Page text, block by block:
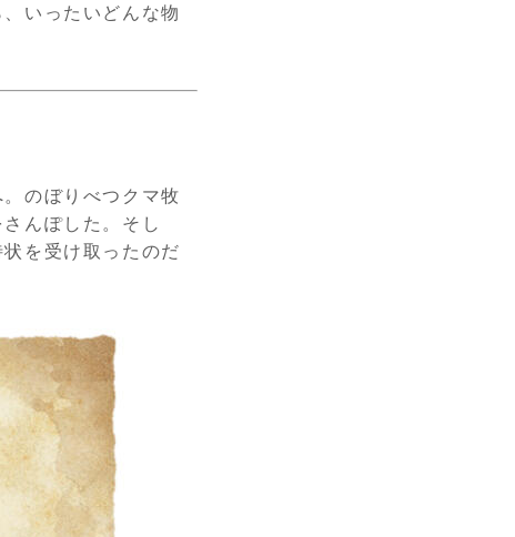
いったいどんな物
のぼりべつクマ牧
んぽした。そし
を受け取ったのだ